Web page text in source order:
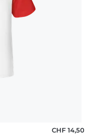
CHF 14,50